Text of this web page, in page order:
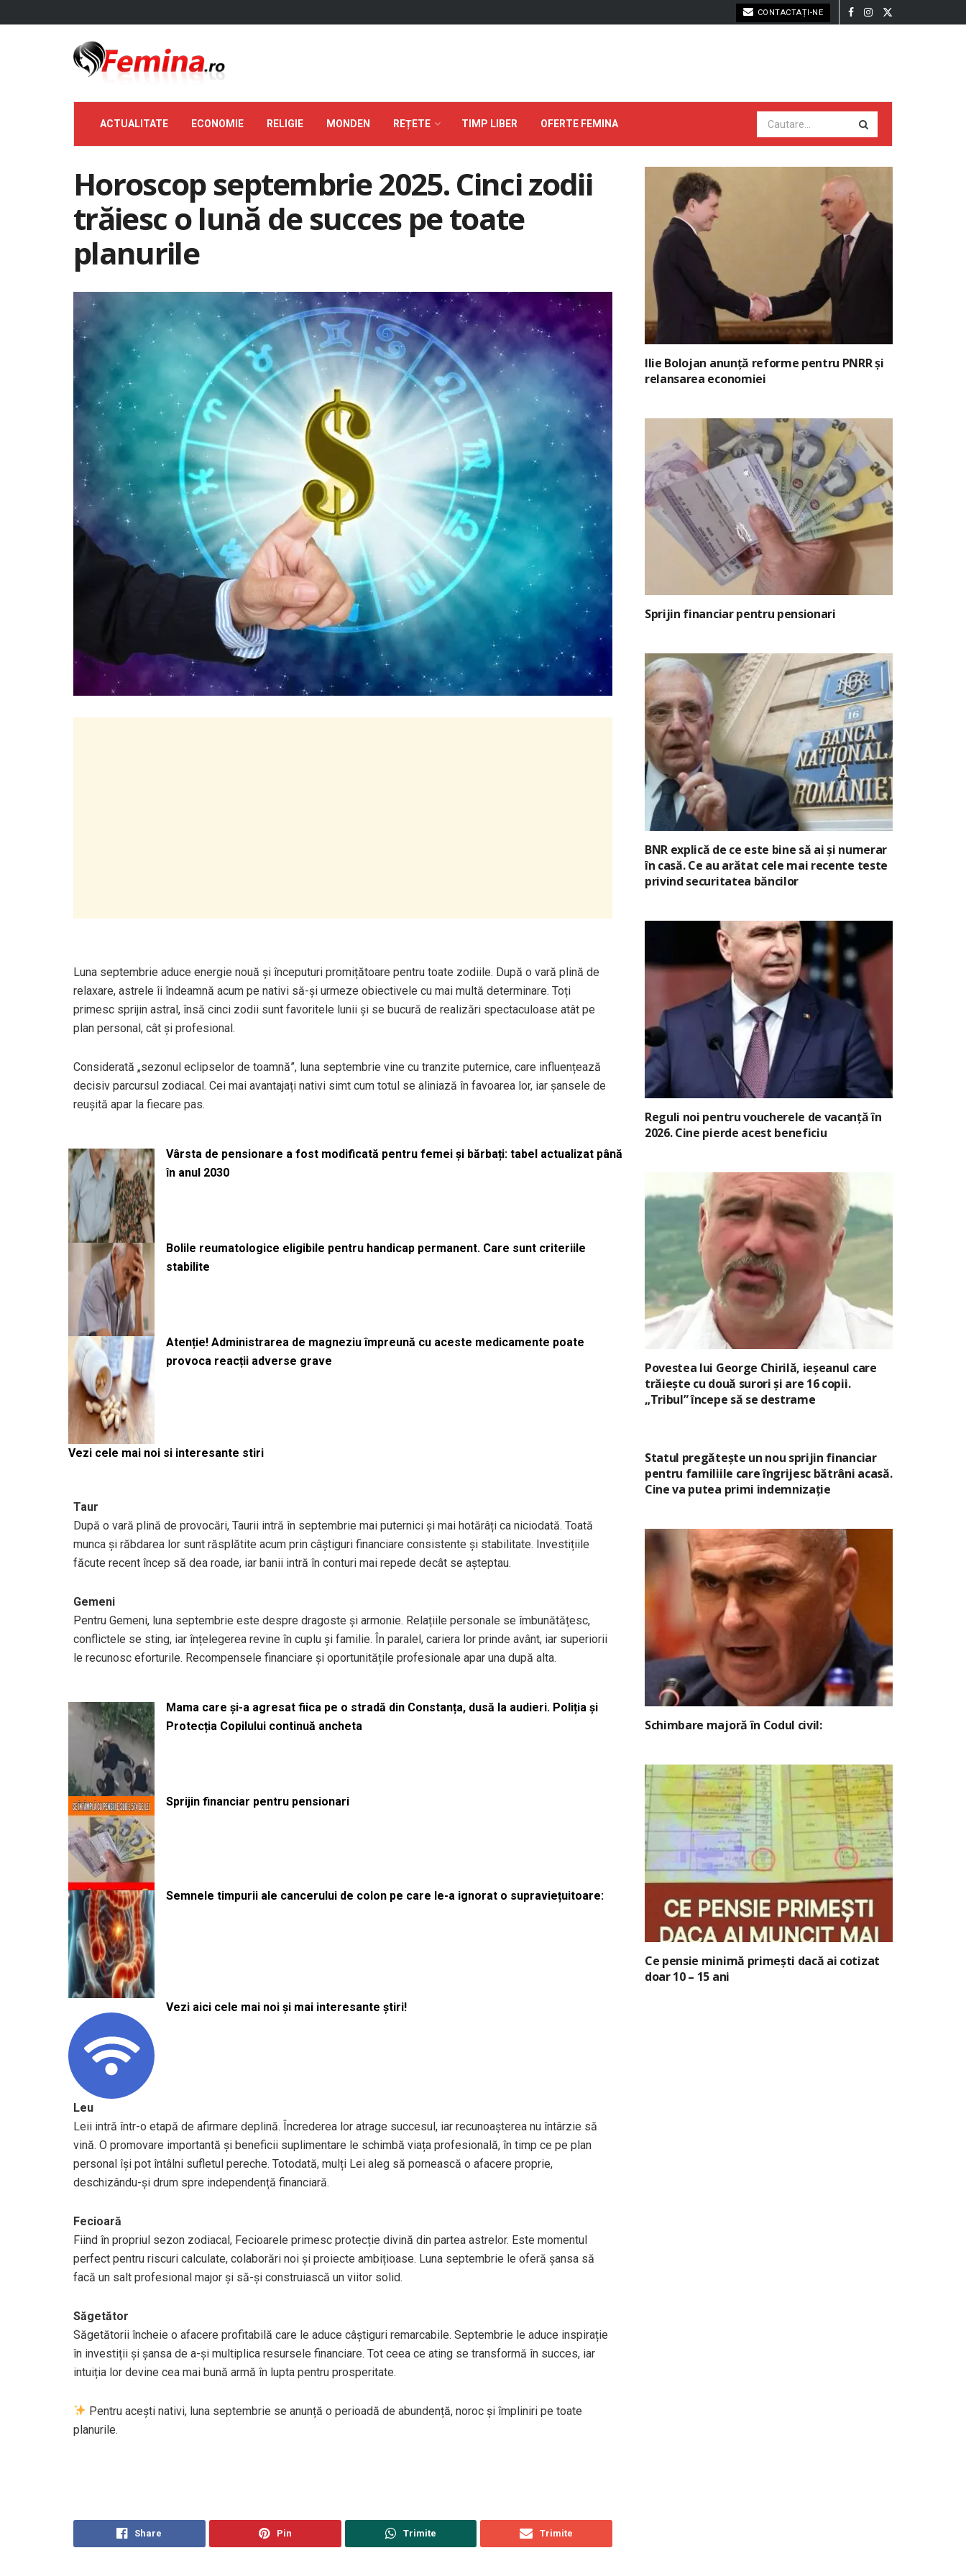
CONTACTAȚI-NE
ACTUALITATE ECONOMIE RELIGIE MONDEN REȚETE TIMP LIBER OFERTE FEMINA
Horoscop septembrie 2025. Cinci zodii
trăiesc o lună de succes pe toate
planurile
Luna septembrie aduce energie nouă și începuturi promițătoare pentru toate zodiile. După o vară plină de
relaxare, astrele îi îndeamnă acum pe nativi să-și urmeze obiectivele cu mai multă determinare. Toți
primesc sprijin astral, însă cinci zodii sunt favoritele lunii și se bucură de realizări spectaculoase atât pe
plan personal, cât și profesional.
Considerată „sezonul eclipselor de toamnă”, luna septembrie vine cu tranzite puternice, care influențează
decisiv parcursul zodiacal. Cei mai avantajați nativi simt cum totul se aliniază în favoarea lor, iar șansele de
reușită apar la fiecare pas.
Vârsta de pensionare a fost modificată pentru femei și bărbați: tabel actualizat până
în anul 2030
Bolile reumatologice eligibile pentru handicap permanent. Care sunt criteriile
stabilite
Atenție! Administrarea de magneziu împreună cu aceste medicamente poate
provoca reacții adverse grave
Vezi cele mai noi si interesante stiri
Taur
După o vară plină de provocări, Taurii intră în septembrie mai puternici și mai hotărâți ca niciodată. Toată
munca și răbdarea lor sunt răsplătite acum prin câștiguri financiare consistente și stabilitate. Investițiile
făcute recent încep să dea roade, iar banii intră în conturi mai repede decât se așteptau.
Gemeni
Pentru Gemeni, luna septembrie este despre dragoste și armonie. Relațiile personale se îmbunătățesc,
conflictele se sting, iar înțelegerea revine în cuplu și familie. În paralel, cariera lor prinde avânt, iar superiorii
le recunosc eforturile. Recompensele financiare și oportunitățile profesionale apar una după alta.
Mama care și-a agresat fiica pe o stradă din Constanța, dusă la audieri. Poliția și
Protecția Copilului continuă ancheta
Sprijin financiar pentru pensionari
Semnele timpurii ale cancerului de colon pe care le-a ignorat o supraviețuitoare:
Vezi aici cele mai noi și mai interesante știri!
Leu
Leii intră într-o etapă de afirmare deplină. Încrederea lor atrage succesul, iar recunoașterea nu întârzie să
vină. O promovare importantă și beneficii suplimentare le schimbă viața profesională, în timp ce pe plan
personal își pot întâlni sufletul pereche. Totodată, mulți Lei aleg să pornească o afacere proprie,
deschizându-și drum spre independență financiară.
Fecioară
Fiind în propriul sezon zodiacal, Fecioarele primesc protecție divină din partea astrelor. Este momentul
perfect pentru riscuri calculate, colaborări noi și proiecte ambițioase. Luna septembrie le oferă șansa să
facă un salt profesional major și să-și construiască un viitor solid.
Săgetător
Săgetătorii încheie o afacere profitabilă care le aduce câștiguri remarcabile. Septembrie le aduce inspirație
în investiții și șansa de a-și multiplica resursele financiare. Tot ceea ce ating se transformă în succes, iar
intuiția lor devine cea mai bună armă în lupta pentru prosperitate.
Pentru acești nativi, luna septembrie se anunță o perioadă de abundență, noroc și împliniri pe toate
planurile.
Share Pin Trimite Trimite
Ilie Bolojan anunță reforme pentru PNRR și
relansarea economiei
Sprijin financiar pentru pensionari
BNR explică de ce este bine să ai și numerar
în casă. Ce au arătat cele mai recente teste
privind securitatea băncilor
Reguli noi pentru voucherele de vacanță în
2026. Cine pierde acest beneficiu
Povestea lui George Chirilă, ieșeanul care
trăiește cu două surori și are 16 copii.
„Tribul” începe să se destrame
Statul pregătește un nou sprijin financiar
pentru familiile care îngrijesc bătrâni acasă.
Cine va putea primi indemnizație
Schimbare majoră în Codul civil:
Ce pensie minimă primești dacă ai cotizat
doar 10 – 15 ani